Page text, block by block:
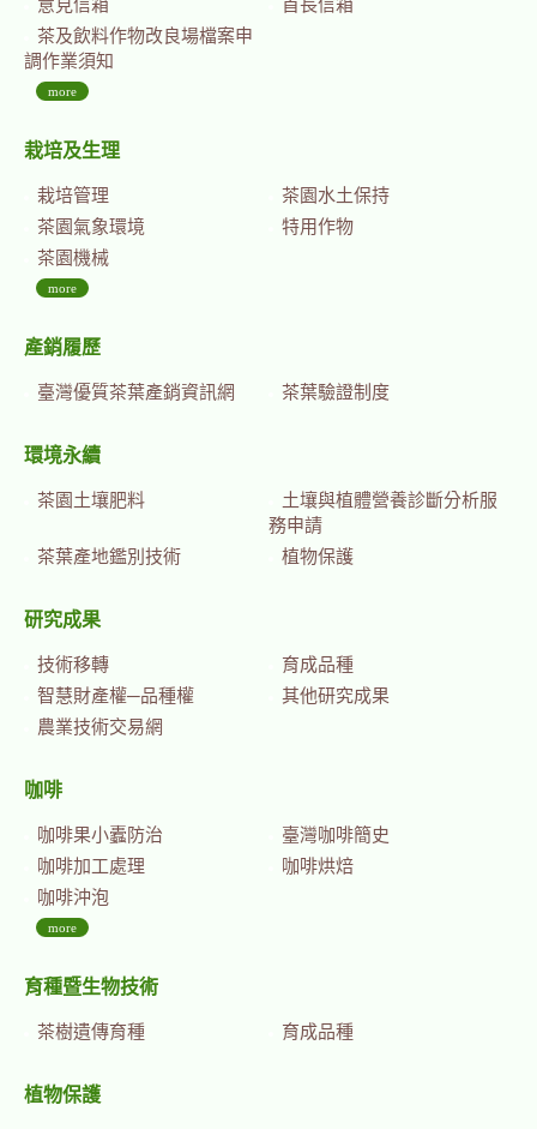
意見信箱
首長信箱
茶及飲料作物改良場檔案申
調作業須知
more
栽培及生理
栽培管理
茶園水土保持
茶園氣象環境
特用作物
茶園機械
more
產銷履歷
臺灣優質茶葉產銷資訊網 茶葉驗證制度
環境永續
茶園土壤肥料
土壤與植體營養診斷分析服
務申請
茶葉產地鑑別技術
植物保護
研究成果
技術移轉
育成品種
智慧財產權─品種權
其他研究成果
農業技術交易網
咖啡
咖啡果小蠹防治
臺灣咖啡簡史
咖啡加工處理
咖啡烘焙
咖啡沖泡
more
育種暨生物技術
茶樹遺傳育種 育成品種
植物保護